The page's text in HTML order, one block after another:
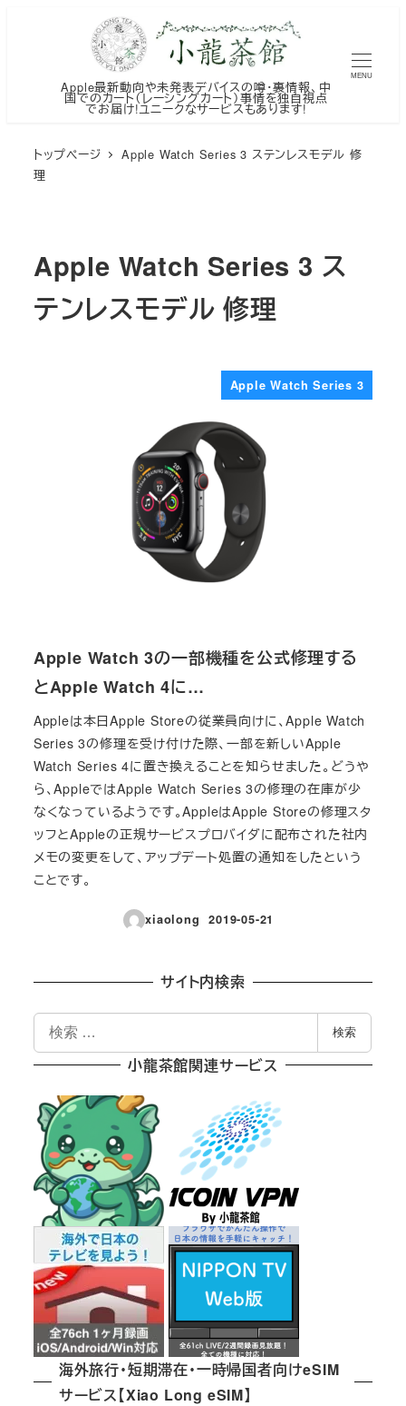
Apple最新動向や未発表デバイスの噂・裏情報、中
国でのカート（レーシングカート）事情を独自視点
でお届け!ユニークなサービスもあります!
MENU
トップページ
Apple Watch Series 3 ステンレスモデル 修
理
Apple Watch Series 3 ス
テンレスモデル 修理
Apple Watch Series 3
Apple Watch 3の一部機種を公式修理する
とApple Watch 4に…
Appleは本日Apple Storeの従業員向けに、Apple Watch
Series 3の修理を受け付けた際、一部を新しいApple
Watch Series 4に置き換えることを知らせました。どうや
ら、AppleではApple Watch Series 3の修理の在庫が少
なくなっているようです。AppleはApple Storeの修理スタ
ッフとAppleの正規サービスプロバイダに配布された社内
メモの変更をして、アップデート処置の通知をしたという
ことです。
xiaolong
投稿日
2019-05-21
サイト内検索
検
索
検索
小龍茶館関連サービス
海外旅行・短期滞在・一時帰国者向けeSIM
サービス【Xiao Long eSIM】